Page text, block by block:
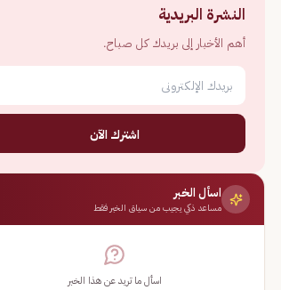
النشرة البريدية
أهم الأخبار إلى بريدك كل صباح.
اشترك الآن
اسأل الخبر
مساعد ذكي يجيب من سياق الخبر فقط
اسأل ما تريد عن هذا الخبر